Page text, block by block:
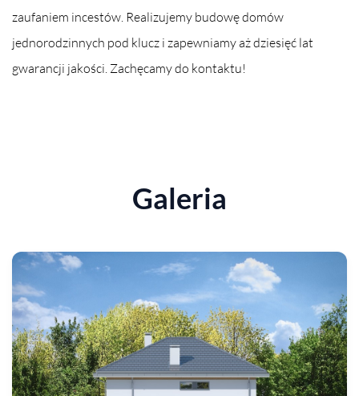
zaufaniem incestów. Realizujemy budowę domów
jednorodzinnych pod klucz i zapewniamy aż dziesięć lat
gwarancji jakości. Zachęcamy do kontaktu!
Galeria